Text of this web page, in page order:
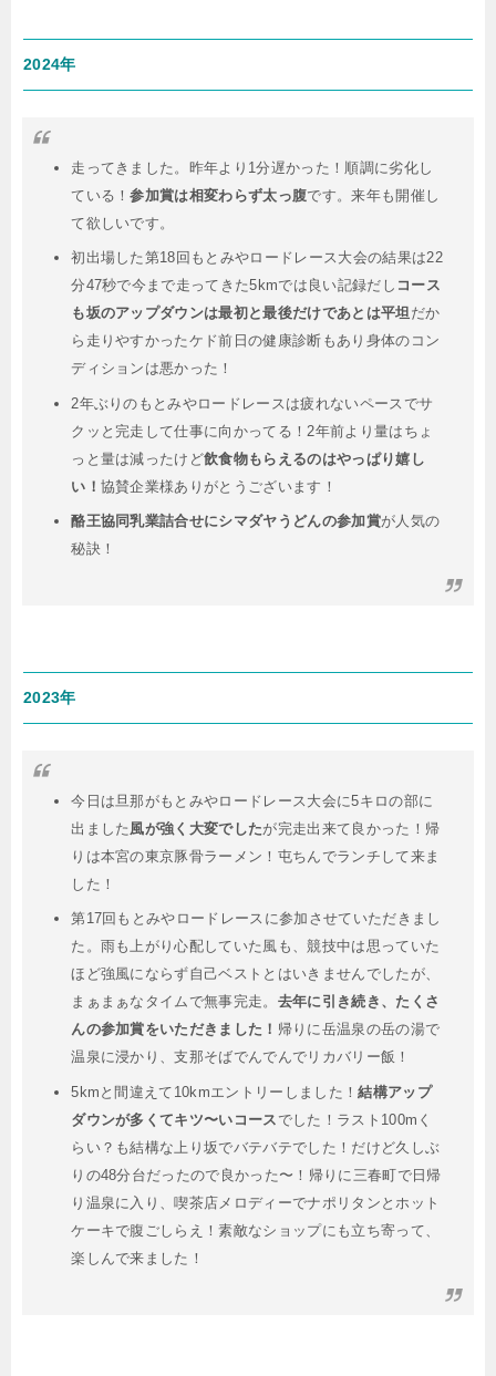
2024年
走ってきました。昨年より1分遅かった！順調に劣化し
ている！参加賞は相変わらず太っ腹です。来年も開催し
て欲しいです。
初出場した第18回もとみやロードレース大会の結果は22
分47秒で今まで走ってきた5kmでは良い記録だし コース
も坂のアップダウンは最初と最後だけであとは平坦だか
ら走りやすかったケド前日の健康診断もあり身体のコン
ディションは悪かった！
2年ぶりのもとみやロードレースは疲れないペースでサ
クッと完走して仕事に向かってる！2年前より量はちょ
っと量は減ったけど飲食物もらえるのはやっぱり嬉し
い！ 協賛企業様ありがとうございます！
酪王協同乳業詰合せにシマダヤうどんの参加賞が人気の
秘訣！
2023年
今日は旦那がもとみやロードレース大会に5キロの部に
出ました風が強く大変でしたが完走出来て良かった！帰
りは本宮の東京豚骨ラーメン！屯ちんでランチして来ま
した！
第17回もとみやロードレースに参加させていただきまし
た。雨も上がり心配していた風も、競技中は思っていた
ほど強風にならず自己ベストとはいきませんでしたが、
まぁまぁなタイムで無事完走。 去年に引き続き、たくさ
んの参加賞をいただきました！ 帰りに岳温泉の岳の湯で
温泉に浸かり、支那そばでんでんでリカバリー飯！
5kmと間違えて10kmエントリーしました！結構アップ
ダウンが多くてキツ〜いコース でした！ラスト100mく
らい？も結構な上り坂でバテバテでした！だけど久しぶ
りの48分台だったので良かった〜！帰りに三春町で日帰
り温泉に入り、喫茶店メロディーでナポリタンとホット
ケーキで腹ごしらえ！素敵なショップにも立ち寄って、
楽しんで来ました！